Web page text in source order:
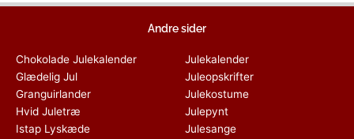
Andre sider
Chokolade Julekalender
Glædelig Jul
Granguirlander
Hvid Juletræ
Istap Lyskæde
Julekalender
Juleopskrifter
Julekostume
Julepynt
Julesange